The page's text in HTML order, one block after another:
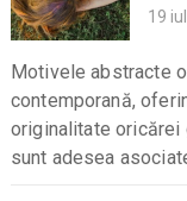
19
Motivele abstracte
contemporană,
originalitate oricărei
sunt adesea